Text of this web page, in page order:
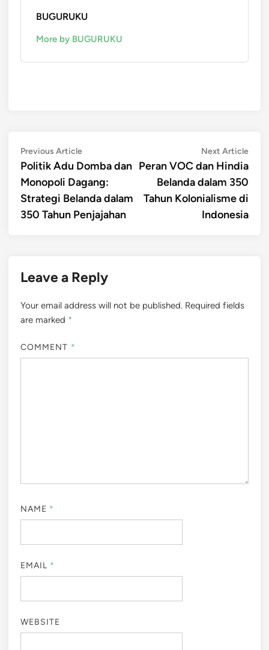
BUGURUKU
More by BUGURUKU
Post
navigation
Previous ArticlePrevious
article:
Politik Adu Domba dan
Monopoli Dagang:
Strategi Belanda dalam
350 Tahun Penjajahan
Next ArticleNext
Peran VOC dan Hindia
Belanda dalam 350
Tahun Kolonialisme di
Indonesia
Leave a Reply
Your email address will not be published. Required fields
are marked *
COMMENT *
NAME *
EMAIL *
WEBSITE